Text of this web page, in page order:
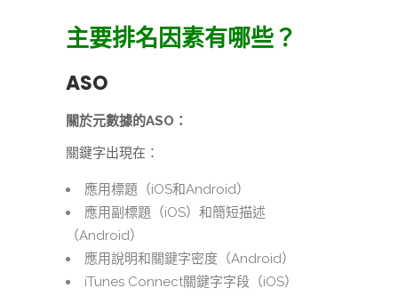
主要排名因素有哪些？
ASO
關於元數據的ASO：
關鍵字出現在：
應用標題（iOS和Android）
應用副標題（iOS）和簡短描述
（Android）
應用說明和關鍵字密度（Android）
iTunes Connect關鍵字字段（iOS）